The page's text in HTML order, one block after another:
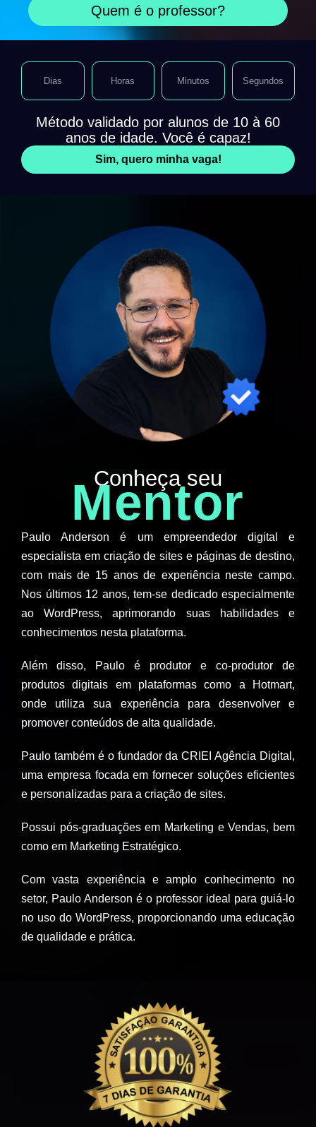
Quem é o professor?
Método validado por alunos de 10 à 60
anos de idade. Você é capaz!
Sim, quero minha vaga!
Dias Horas Minutos Segundos
Conheça seu
Mentor
Paulo Anderson é um empreendedor digital e
especialista em criação de sites e páginas de destino,
com mais de 15 anos de experiência neste campo.
Nos últimos 12 anos, tem-se dedicado especialmente
ao WordPress, aprimorando suas habilidades e
conhecimentos nesta plataforma.
Além disso, Paulo é produtor e co-produtor de
produtos digitais em plataformas como a Hotmart,
onde utiliza sua experiência para desenvolver e
promover conteúdos de alta qualidade.
Paulo também é o fundador da CRIEI Agência Digital,
uma empresa focada em fornecer soluções eficientes
e personalizadas para a criação de sites.
Possui pós-graduações em Marketing e Vendas, bem
como em Marketing Estratégico.
Com vasta experiência e amplo conhecimento no
setor, Paulo Anderson é o professor ideal para guiá-lo
no uso do WordPress, proporcionando uma educação
de qualidade e prática.